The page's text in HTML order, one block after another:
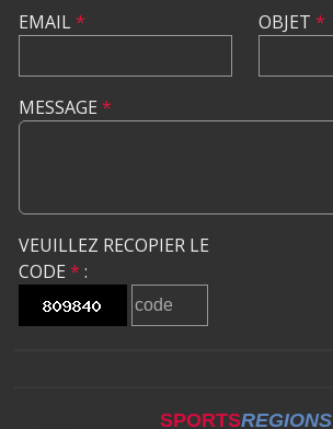
EMAIL* OBJET *
MESSAGE *
VEUILLEZ RECOPIER LE
CODE * :
SPORTSREGIONS